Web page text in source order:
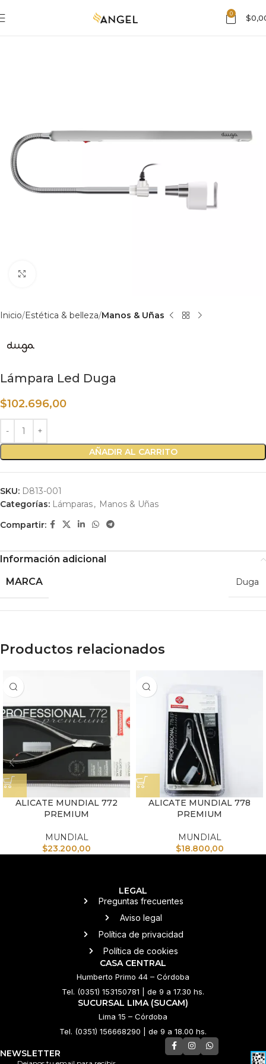
0 $
Inicio Estética & belleza Manos & Uñas
Lámpara Led Duga
$102.696,00
AÑADIR AL CARRITO
SKU: D813-001
Categorías: Lámparas, Manos & Uñas
Compartir:
Información adicional
MARCA
Duga
Productos relacionados
ALICATE MUNDIAL 772
PREMIUM
MUNDIAL
$23.200,00
ALICATE MUNDIAL 778
PREMIUM
MUNDIAL
$18.800,00
LEGAL
Preguntas frecuentes
Aviso legal
Política de privacidad
Política de cookies
CASA CENTRAL
Humberto Primo 44 – Córdoba
Tel. (0351) 153150781 | de 9 a 17.30 hs.
SUCURSAL LIMA (SUCAM)
Lima 15 – Córdoba
Tel. (0351) 156668290 | de 9 a 18.00 hs.
NEWSLETTER